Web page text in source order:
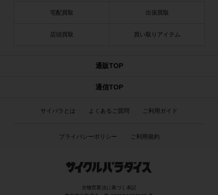
宅配買取 出張買取
店頭買取 買い取りアイテム
通販TOP
通信TOP
サイパラとは よくあるご質問 ご利用ガイド
プライバシーポリシー ご利用規約
古物営業法に基づく表記